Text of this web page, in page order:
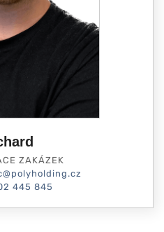
ZAKÁZEK
445 845